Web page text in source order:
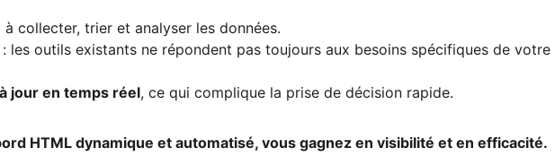
à collecter, trier et analyser les données.
les outils existants ne répondent pas toujours aux besoins spécifiques de votre
jour en temps réel, ce qui complique la prise de décision rapide.
HTML dynamique et automatisé, vous gagnez en visibilité et en efficacité.